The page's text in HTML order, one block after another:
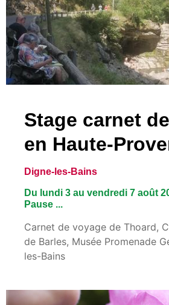
Stage carnet
en Haute-
Digne-les-Bains
Du lundi 3 au vendredi 7 août
Pause ...
Carnet de voyage de Thoard,
de Barles, Musée Promenade
les-Bains